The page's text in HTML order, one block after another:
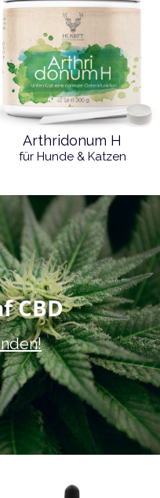
Arthridonum H
für Hunde & Katzen
CBD